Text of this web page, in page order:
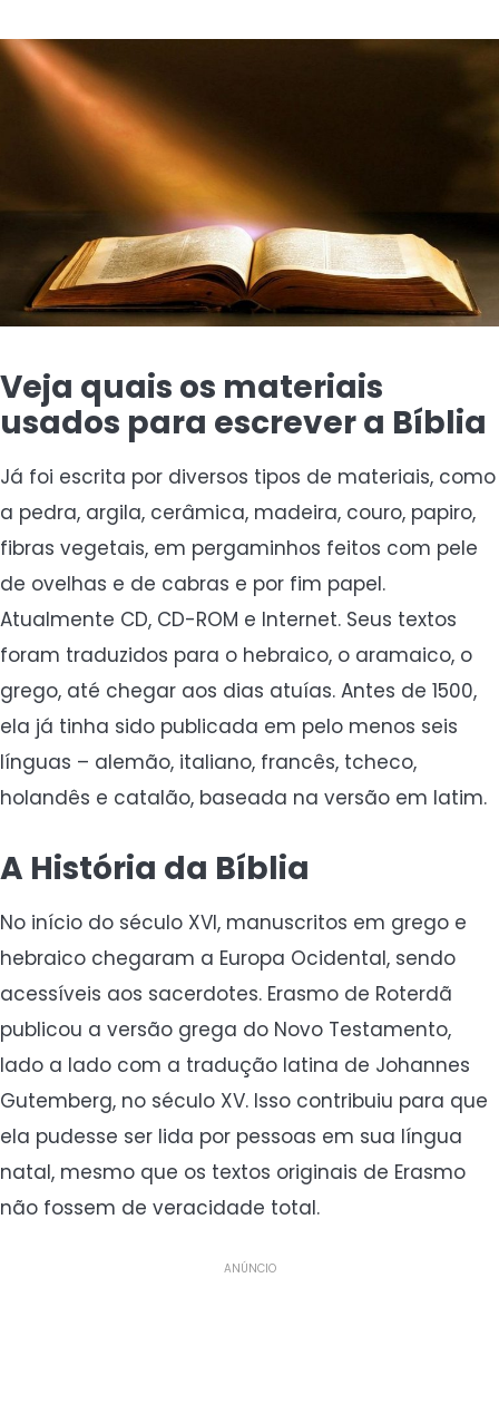
Veja quais os materiais
usados para escrever a Bíblia
Já foi escrita por diversos tipos de materiais, como
a pedra, argila, cerâmica, madeira, couro, papiro,
fibras vegetais, em pergaminhos feitos com pele
de ovelhas e de cabras e por fim papel.
Atualmente CD, CD-ROM e Internet. Seus textos
foram traduzidos para o hebraico, o aramaico, o
grego, até chegar aos dias atuías. Antes de 1500,
ela já tinha sido publicada em pelo menos seis
línguas – alemão, italiano, francês, tcheco,
holandês e catalão, baseada na versão em latim.
A História da Bíblia
No início do século XVI, manuscritos em grego e
hebraico chegaram a Europa Ocidental, sendo
acessíveis aos sacerdotes. Erasmo de Roterdã
publicou a versão grega do Novo Testamento,
lado a lado com a tradução latina de Johannes
Gutemberg, no século XV. Isso contribuiu para que
ela pudesse ser lida por pessoas em sua língua
natal, mesmo que os textos originais de Erasmo
não fossem de veracidade total.
ANÚNCIO